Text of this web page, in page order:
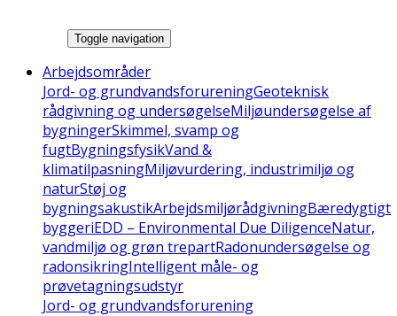
Toggle navigation
Arbejdsområder
Jord- og grundvandsforureningGeoteknisk
rådgivning og undersøgelseMiljøundersøgelse af
bygningerSkimmel, svamp og
fugtBygningsfysikVand &
klimatilpasningMiljøvurdering, industrimiljø og
naturStøj og
bygningsakustikArbejdsmiljørådgivningBæredygtigt
byggeriEDD – Environmental Due DiligenceNatur,
vandmiljø og grøn trepartRadonundersøgelse og
radonsikringIntelligent måle- og
prøvetagningsudstyr
Jord- og grundvandsforurening